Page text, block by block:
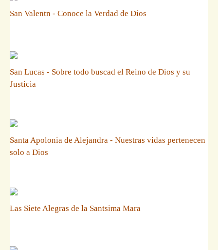
San Valentn - Conoce la Verdad de Dios
San Lucas - Sobre todo buscad el Reino de Dios y su
Justicia
Santa Apolonia de Alejandra - Nuestras vidas pertenecen
solo a Dios
Las Siete Alegras de la Santsima Mara